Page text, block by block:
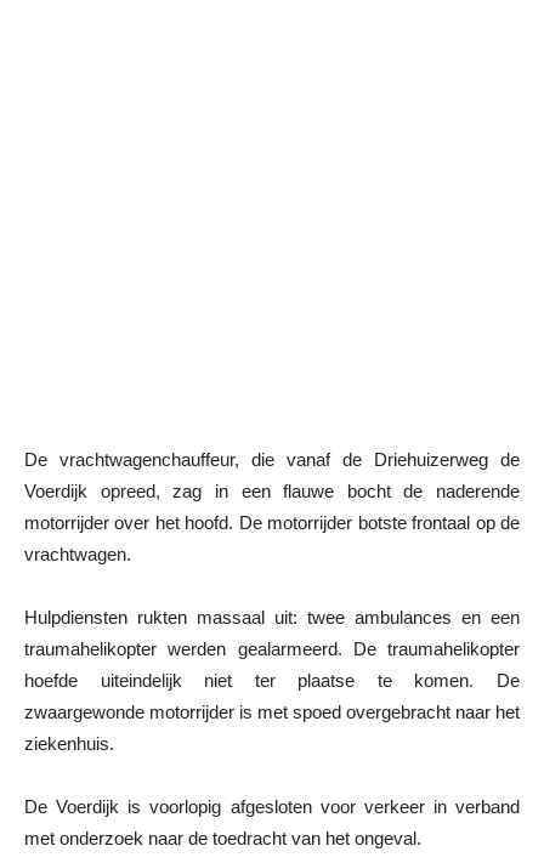
De vrachtwagenchauffeur, die vanaf de Driehuizerweg de
Voerdijk opreed, zag in een flauwe bocht de naderende
motorrijder over het hoofd. De motorrijder botste frontaal op de
vrachtwagen.
Hulpdiensten rukten massaal uit: twee ambulances en een
traumahelikopter werden gealarmeerd. De traumahelikopter
hoefde uiteindelijk niet ter plaatse te komen. De
zwaargewonde motorrijder is met spoed overgebracht naar het
ziekenhuis.
De Voerdijk is voorlopig afgesloten voor verkeer in verband
met onderzoek naar de toedracht van het ongeval.